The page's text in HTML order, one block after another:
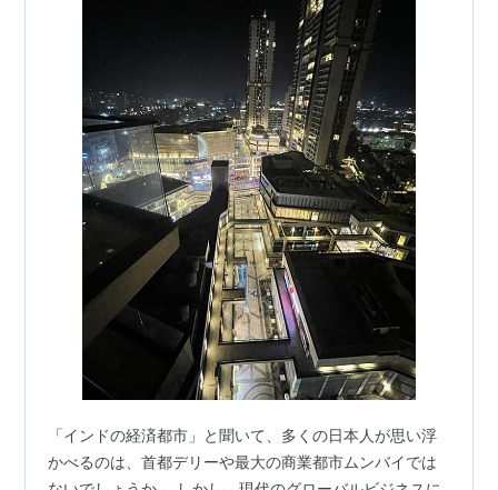
「インドの経済都市」と聞いて、多くの日本人が思い浮
かべるのは、首都デリーや最大の商業都市ムンバイでは